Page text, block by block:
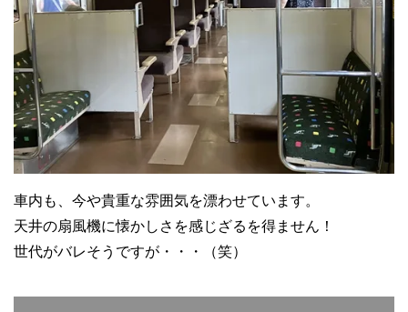
車内も、今や貴重な雰囲気を漂わせています。
天井の扇風機に懐かしさを感じざるを得ません！
世代がバレそうですが・・・（笑）